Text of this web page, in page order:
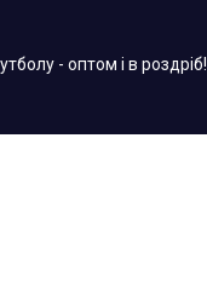
- оптом і в роздріб!